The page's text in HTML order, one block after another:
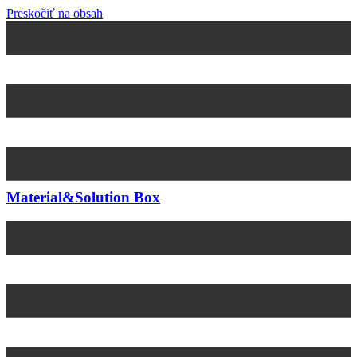
Preskočiť na obsah
Material&Solution Box